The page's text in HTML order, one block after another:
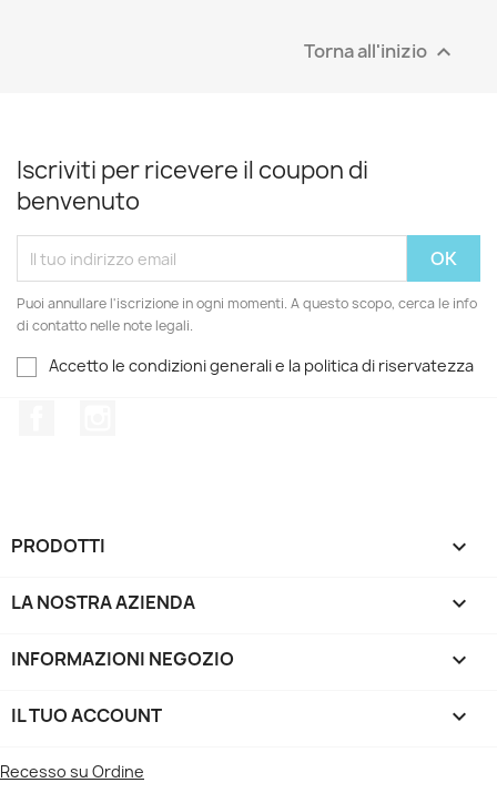
Torna all'inizio 
Iscriviti per ricevere il coupon di
benvenuto
Puoi annullare l'iscrizione in ogni momenti. A questo scopo, cerca le info
di contatto nelle note legali.
Accetto le condizioni generali e la politica di riservatezza
PRODOTTI 
LA NOSTRA AZIENDA 
INFORMAZIONI NEGOZIO keyboard_arrow_down
IL TUO ACCOUNT 
Recesso su Ordine